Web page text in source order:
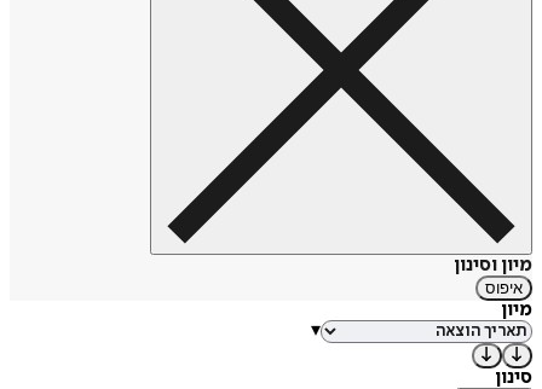
מיון וסינון
איפוס
מיון
▾
סינון